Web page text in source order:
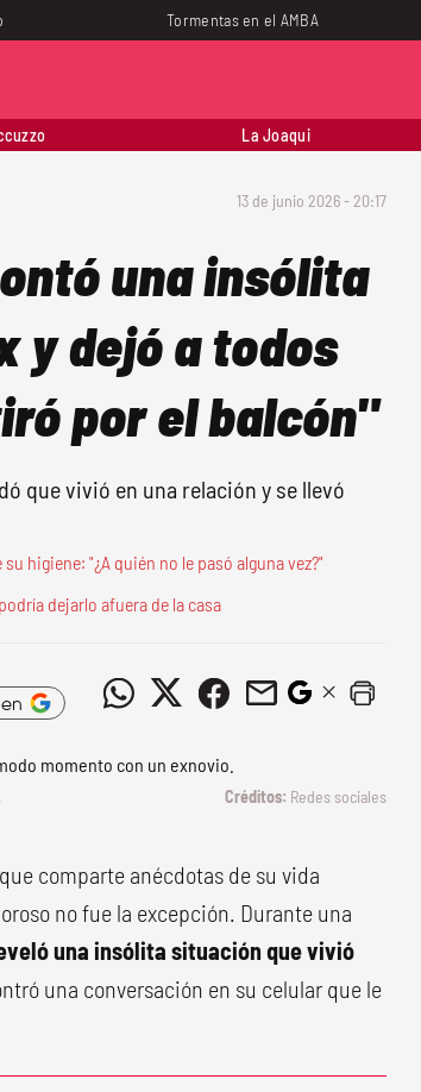
Tormentas en el AMBA
La Joaqui
13 de junio 2026 - 20:17
una insólita
y dejó a todos
por el balcón"
que vivió en una relación y se llevó
higiene: "¿A quién no le pasó alguna vez?"
dejarlo afuera de la casa
Redes sociales
comparte anécdotas de su vida
no fue la excepción. Durante una
una insólita situación que vivió
una conversación en su celular que le